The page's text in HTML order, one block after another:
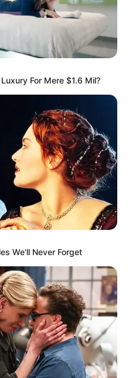
For Mere $1.6 Mil?
We'll Never Forget